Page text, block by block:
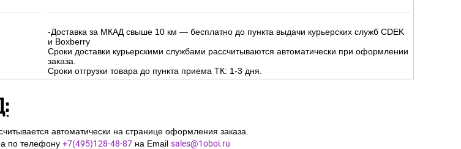
-Доставка за МКАД свыше 10 км — бесплатно до пункта выдачи курьерских служб CDEK
и Boxberry
Сроки доставки курьерскими службами рассчитываются автоматически при оформлении
заказа.
Сроки отгрузки товара до пункта приема ТК: 1-3 дня.
автоматически на странице оформления заказа.
по телефону +7(495)128-48-87 на Email sales@1oboi.ru